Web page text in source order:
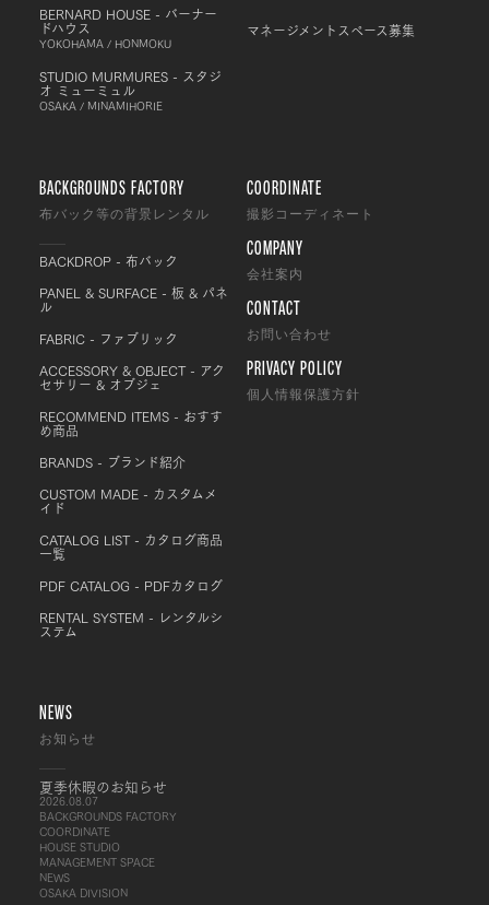
BERNARD HOUSE - バーナー
ドハウス
YOKOHAMA / HONMOKU
STUDIO MURMURES - スタジ
オ ミューミュル
OSAKA / MINAMIHORIE
マネージメントスペース募集
BACKGROUNDS FACTORY
布バック等の背景レンタル
BACKDROP - 布バック
PANEL & SURFACE - 板 & パネ
ル
FABRIC - ファブリック
ACCESSORY & OBJECT - アク
セサリー & オブジェ
RECOMMEND ITEMS - おすす
め商品
BRANDS - ブランド紹介
CUSTOM MADE - カスタムメ
イド
CATALOG LIST - カタログ商品
一覧
PDF CATALOG - PDFカタログ
RENTAL SYSTEM - レンタルシ
ステム
COORDINATE
撮影コーディネート
COMPANY
会社案内
CONTACT
お問い合わせ
PRIVACY POLICY
個人情報保護方針
NEWS
お知らせ
夏季休暇のお知らせ
2026.08.07
BACKGROUNDS FACTORY
COORDINATE
HOUSE STUDIO
MANAGEMENT SPACE
NEWS
OSAKA DIVISION